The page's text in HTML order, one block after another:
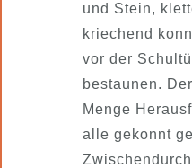
und Stein,
kriechend
vor der
bestaunen.
Menge
alle gekonnt